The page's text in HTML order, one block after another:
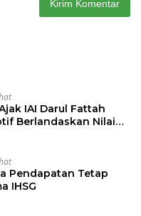
IAI Darul Fattah
Berlandaskan Nilai
Pendapatan Tetap
IHSG